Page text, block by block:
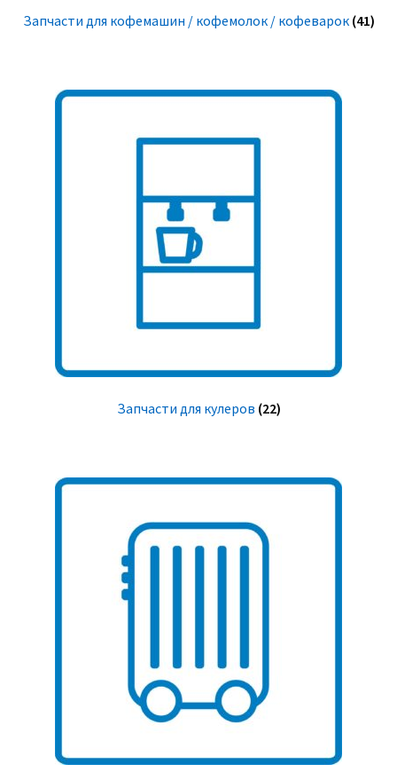
Запчасти для кофемашин / кофемолок / кофеварок (41)
Запчасти для кулеров (22)